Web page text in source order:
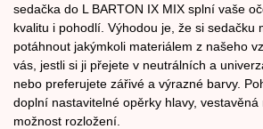
sedačka do L BARTON IX MIX splní vaše
kvalitu i pohodlí. Výhodou je, že si sedačku
potáhnout jakýmkoli materiálem z našeho
vás, jestli si ji přejete v neutrálních a
nebo preferujete zářivé a výrazné barvy.
doplní nastavitelné opěrky hlavy,
možnost rozložení.